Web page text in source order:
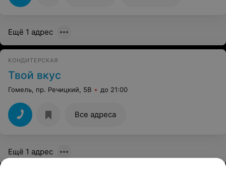
Ещё 1 адрес
КОНДИТЕРСКАЯ
Твой вкус
Гомель, пр. Речицкий, 5В до 21:00
Все адреса
Ещё 1 адрес